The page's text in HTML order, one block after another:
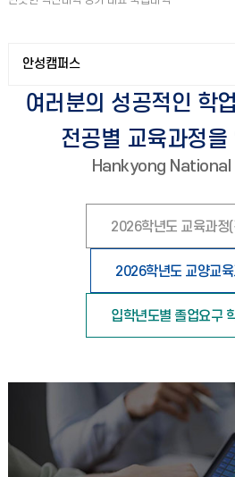
안성캠퍼스
여러분의 성공적인 학
전공별 교육과정을
Hankyong
2026학년도 교육과정
2026학년도 교양교
입학년도별 졸업요구